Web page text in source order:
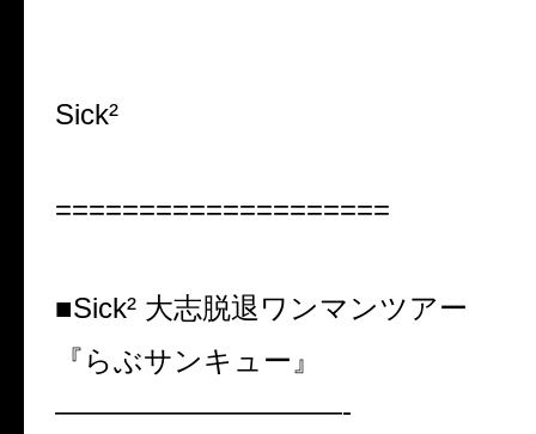
Sick²
====================
■Sick² 大志脱退ワンマンツアー
『らぶサンキュー』
——————————-